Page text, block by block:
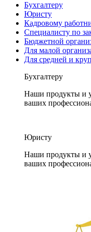
Бухгалтеру
Юристу
Кадровому
Специалисту по
Бюджетной
Для малой
Для средней и
Бухгалтеру
Наши продукты и
ваших
Юристу
Наши продукты и
ваших